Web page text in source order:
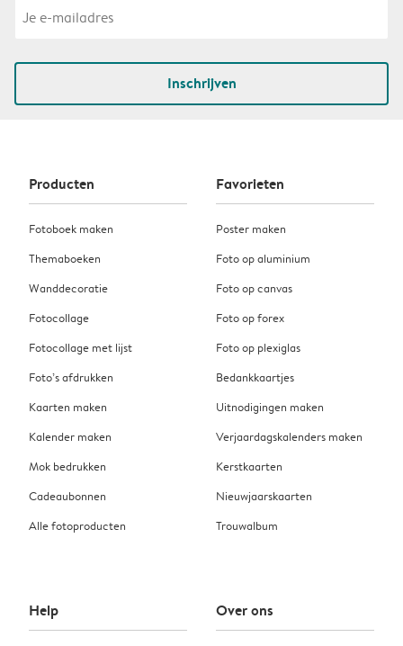
Inschrijven
Producten
Fotoboek maken
Themaboeken
Wanddecoratie
Fotocollage
Fotocollage met lijst
Foto’s afdrukken
Kaarten maken
Kalender maken
Mok bedrukken
Cadeaubonnen
Alle fotoproducten
Favorieten
Poster maken
Foto op aluminium
Foto op canvas
Foto op forex
Foto op plexiglas
Bedankkaartjes
Uitnodigingen maken
Verjaardagskalenders maken
Kerstkaarten
Nieuwjaarskaarten
Trouwalbum
Help Over ons